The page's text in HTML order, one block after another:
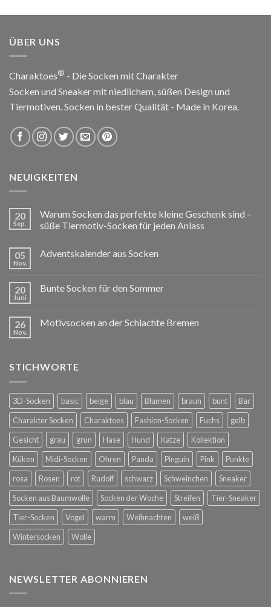
ÜBER UNS
Charaktoes® - Die Socken mit Charakter
Socken und Sneaker mit niedlichem, süßen Design und
Tiermotiven. Socken in bester Qualität - Made in Korea.
NEUIGKEITEN
20
Sep.
Warum Socken das perfekte kleine Geschenk sind –
süße Tiermotiv-Socken für jeden Anlass
05
Nov.
Adventskalender aus Socken
20
Juni
Bunte Socken für den Sommer
26
Nov.
Motivsocken an der Schlachte Bremen
STICHWORTE
3D-Socken basic beige blau Blumen braun bunt
Bär
Charakter Socken
Charaktoes Fashion-Socken Fuchs
gelb
Gesicht
grau grün Hase Hund Katze
Kollektion
Küken
Midi-Socken Ohren Panda Pinguin Pink
Punkte
rosa
Rosen rot Rudolf schwarz Schweinchen
Sneaker
Socken aus Baumwolle
Socken der Woche Streifen
Tier-Sneaker
Tier-Socken
Vogel warm Weihnachten
weiß
Wintersocken
Wolle
NEWSLETTER ABONNIEREN